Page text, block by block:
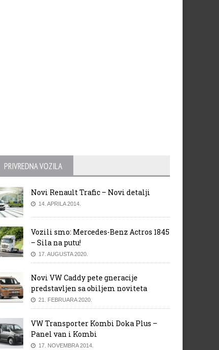
PRIVREDNA VOZILA
Novi Renault Trafic – Novi detalji
14. APRILA 2014.
Vozili smo: Mercedes-Benz Actros 1845
– Sila na putu!
17. AUGUSTA 2020.
Novi VW Caddy pete gneracije
predstavljen sa obiljem noviteta
21. FEBRUARA 2020.
VW Transporter Kombi Doka Plus –
Panel van i Kombi
17. NOVEMBRA 2014.